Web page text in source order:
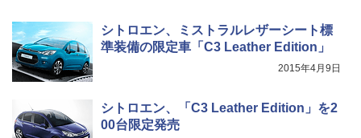
シトロエン、ミストラルレザーシート標
準装備の限定車「C3 Leather Edition」
2015年4月9日
シトロエン、「C3 Leather Edition」を2
00台限定発売